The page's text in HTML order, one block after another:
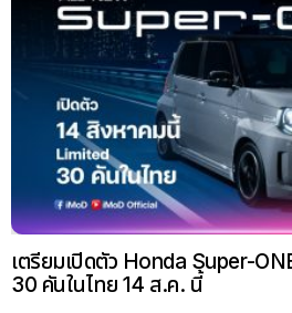
เตรียมเปิดตัว Honda Super-
30 คันในไทย 14 ส.ค. นี้